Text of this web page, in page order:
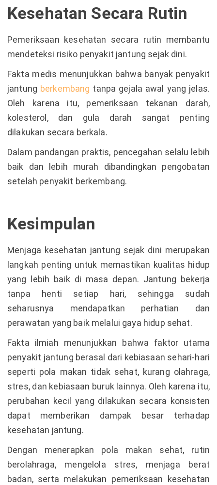
Kesehatan Secara Rutin
Pemeriksaan kesehatan secara rutin membantu
mendeteksi risiko penyakit jantung sejak dini.
Fakta medis menunjukkan bahwa banyak penyakit
jantung berkembang tanpa gejala awal yang jelas.
Oleh karena itu, pemeriksaan tekanan darah,
kolesterol, dan gula darah sangat penting
dilakukan secara berkala.
Dalam pandangan praktis, pencegahan selalu lebih
baik dan lebih murah dibandingkan pengobatan
setelah penyakit berkembang.
Kesimpulan
Menjaga kesehatan jantung sejak dini merupakan
langkah penting untuk memastikan kualitas hidup
yang lebih baik di masa depan. Jantung bekerja
tanpa henti setiap hari, sehingga sudah
seharusnya mendapatkan perhatian dan
perawatan yang baik melalui gaya hidup sehat.
Fakta ilmiah menunjukkan bahwa faktor utama
penyakit jantung berasal dari kebiasaan sehari-hari
seperti pola makan tidak sehat, kurang olahraga,
stres, dan kebiasaan buruk lainnya. Oleh karena itu,
perubahan kecil yang dilakukan secara konsisten
dapat memberikan dampak besar terhadap
kesehatan jantung.
Dengan menerapkan pola makan sehat, rutin
berolahraga, mengelola stres, menjaga berat
badan, serta melakukan pemeriksaan kesehatan